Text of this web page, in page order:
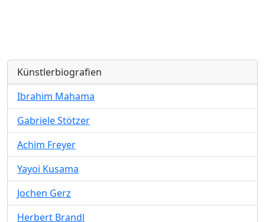
Künstlerbiografien
Ibrahim Mahama
Gabriele Stötzer
Achim Freyer
Yayoi Kusama
Jochen Gerz
Herbert Brandl